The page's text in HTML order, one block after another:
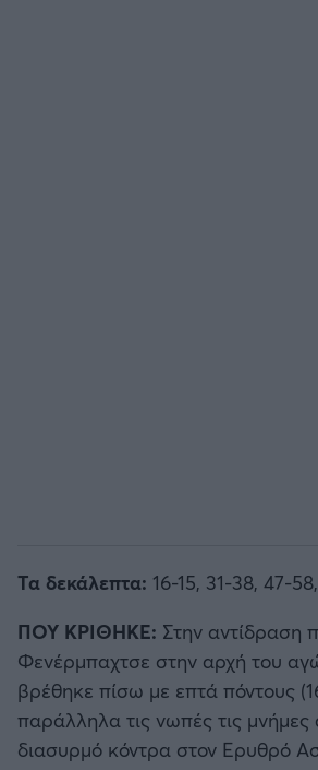
Τα δεκάλεπτα: 16-15, 31-38, 47-
ΠΟΥ ΚΡΙΘΗΚΕ: Στην αντίδραση
Φενέρμπαχτσε στην αρχή του
βρέθηκε πίσω με επτά πόντους
παράλληλα τις νωπές τις μνήμες
διασυρμό κόντρα στον Ερυθρό